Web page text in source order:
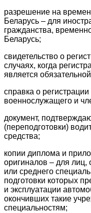
разрешение на
Беларусь – для
гражданства,
Беларусь;
свидетельство о
случаях, когда
является
справка о
военнослужащего и
документ,
(переподготовки)
средства;
копии диплома и
оригиналов – для
или среднего
подготовки которых
и эксплуатации
окончивших такие
специальностям;